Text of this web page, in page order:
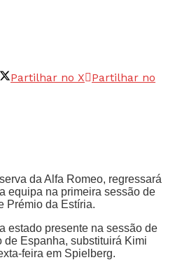
Partilhar no X
Partilhar no
da Alfa Romeo, regressará
equipa na primeira sessão de
Prémio da Estíria.
estado presente na sessão de
de Espanha, substituirá Kimi
feira em Spielberg.